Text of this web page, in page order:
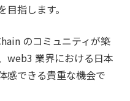
指します。
のコミュニティが築
web3 業界における日本
感できる貴重な機会で